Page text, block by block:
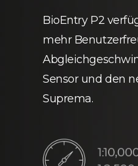
BioEntry P2
mehr
Sensor und den
Suprema.